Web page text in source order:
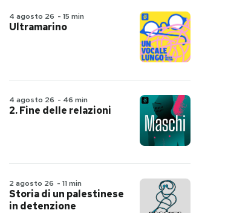
4 agosto 26 - 15 min
Ultramarino
4 agosto 26 - 46 min
2. Fine delle relazioni
2 agosto 26 - 11 min
Storia di un palestinese
in detenzione